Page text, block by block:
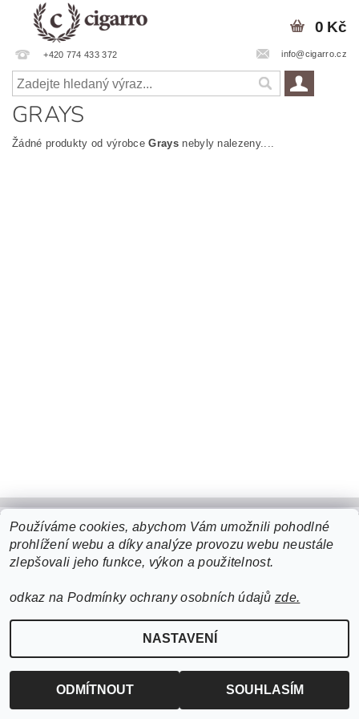
+420 774 433 372 info@cigarro.cz
0 Kč
GRAYS
Žádné produkty od výrobceGraysnebyly nalezeny....
2026 ©cigarro, všechna práva vyhrazenaUpravit nastavení cookies
Používáme cookies, abychom Vám umožnili pohodlné
prohlížení webu a díky analýze provozu webu neustále
zlepšovali jeho funkce, výkon a použitelnost.
odkaz na Podmínky ochrany osobních údajůzde.
NASTAVENÍ
ODMÍTNOUT SOUHLASÍM